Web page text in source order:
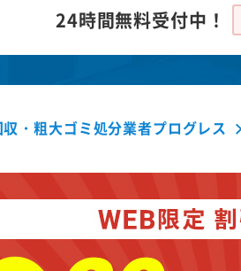
24時間無料受付中！
・粗大ゴミ処分業者プログレス